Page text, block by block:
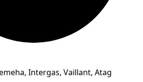
Intergas, Vaillant, Atag